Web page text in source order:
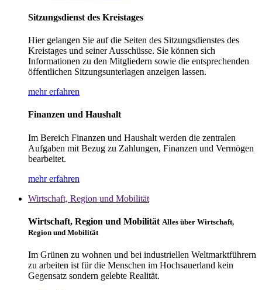
Sitzungsdienst des Kreistages
Hier gelangen Sie auf die Seiten des Sitzungsdienstes des
Kreistages und seiner Ausschüsse. Sie können sich
Informationen zu den Mitgliedern sowie die entsprechenden
öffentlichen Sitzungsunterlagen anzeigen lassen.
mehr erfahren
Finanzen und Haushalt
Im Bereich Finanzen und Haushalt werden die zentralen
Aufgaben mit Bezug zu Zahlungen, Finanzen und Vermögen
bearbeitet.
mehr erfahren
Wirtschaft, Region und Mobilität
Wirtschaft, Region und Mobilität Alles über Wirtschaft,
Region und Mobilität
Im Grünen zu wohnen und bei industriellen Weltmarktführern
zu arbeiten ist für die Menschen im Hochsauerland kein
Gegensatz sondern gelebte Realität.